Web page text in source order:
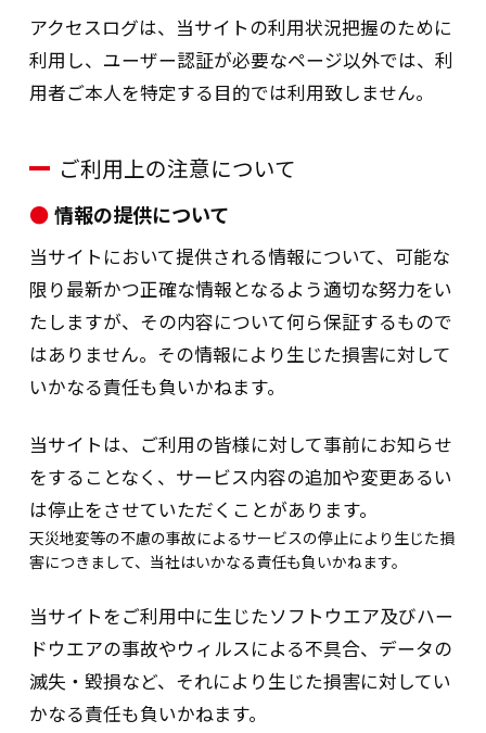
は消去）のお問合せの手続きは以下の通りです。
① お問合わせは電話、メール等でお受け致し
② 訂正等、利用停止等の手続きは下記窓口・
各店舗にお申し出ください。
③ 開示等のご請求は下記窓口のみ郵送により
④ お問合わせ先
〒105-0014 東京都港区芝2丁目6番1号
株式会社長谷工リアルエステート お客さ
ま相談窓口
日・日曜日・祝日）
期間は翌営業日以降の対応となります）
お客さまダイヤル 0120-030-078
メール chukai_info@haseko.co.jp
（2）お客さまにかかる保有個人データについての開
示のご請求、利用目的の通知の手続きは以下のとお
①開示等をご希望の場合は、
当社ホームページ
に掲載された個人情報開示等請求書に必要
事項を記入頂き、本人確認に必要な資料と
アクセスログは、当サイトの利用状況把握のために
利用し、ユーザー認証が必要なページ以外では、利
用者ご本人を特定する目的では利用致しません。
ご利用上の注意について
情報の提供について
当サイトにおいて提供される情報について、可能な
限り最新かつ正確な情報となるよう適切な努力をい
たしますが、その内容について何ら保証するもので
はありません。その情報により生じた損害に対して
いかなる責任も負いかねます。
当サイトは、ご利用の皆様に対して事前にお知らせ
をすることなく、サービス内容の追加や変更あるい
は停止をさせていただくことがあります。
天災地変等の不慮の事故によるサービスの停止により生じた損
害につきまして、当社はいかなる責任も負いかねます。
当サイトをご利用中に生じたソフトウエア及びハー
ドウエアの事故やウィルスによる不具合、データの
滅失・毀損など、それにより生じた損害に対してい
かなる責任も負いかねます。